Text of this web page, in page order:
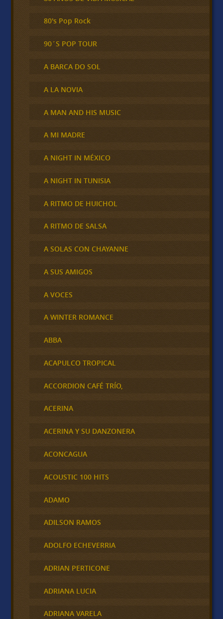
80's Pop Rock
90´S POP TOUR
A BARCA DO SOL
A LA NOVIA
A MAN AND HIS MUSIC
A MI MADRE
A NIGHT IN MÉXICO
A NIGHT IN TUNISIA
A RITMO DE HUICHOL
A RITMO DE SALSA
A SOLAS CON CHAYANNE
A SUS AMIGOS
A VOCES
A WINTER ROMANCE
ABBA
ACAPULCO TROPICAL
ACCORDION CAFÉ TRÍO,
ACERINA
ACERINA Y SU DANZONERA
ACONCAGUA
ACOUSTIC 100 HITS
ADAMO
ADILSON RAMOS
ADOLFO ECHEVERRIA
ADRIAN PERTICONE
ADRIANA LUCIA
ADRIANA VARELA